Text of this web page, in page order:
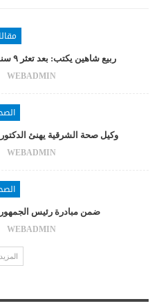
ربيع شاهين يكتب: بعد تعثر ٩ سنوات .. مصر والجامعة تعدان…
WEBADMIN
وكيل صحة الشرقية يهنئ
WEBADMIN
ضمن مبادرة رئيس الجمهورية ١٠٠ يوم صحة
WEBADMIN
المزيد